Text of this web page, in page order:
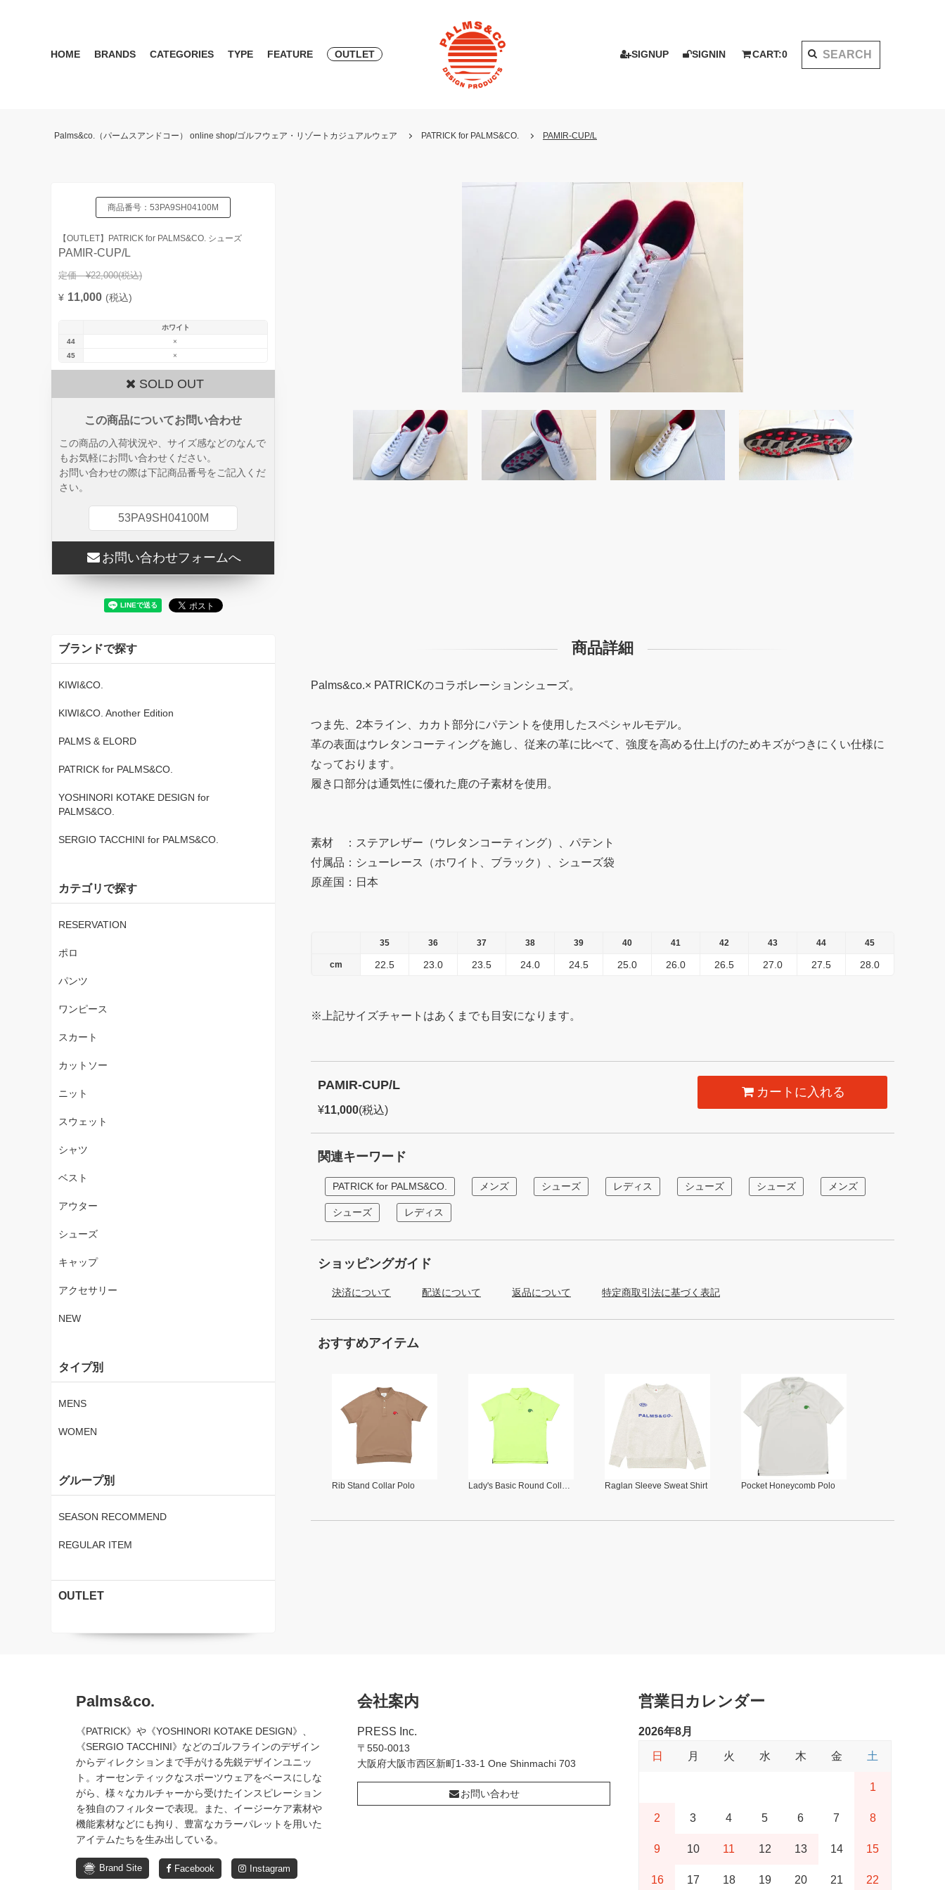
HOME BRANDS CATEGORIES TYPE FEATURE OUTLET SIGNUP SIGNIN CART:0
Palms&co.（パームスアンドコー） online shop/ゴルフウェア・リゾートカジュアルウェア PATRICK for PALMS&CO. PAMIR-CUP/L
商品番号： 53PA9SH04100M
【OUTLET】PATRICK for PALMS&CO. シューズ
PAMIR-CUP/L
定価 ¥22,000(税込)
¥ 11,000 (税込)
ホワイト
44
×
45
×
SOLD OUT
この商品についてお問い合わせ
この商品の入荷状況や、サイズ感などのなんで
もお気軽にお問い合わせください。
お問い合わせの際は下記商品番号をご記入くだ
さい。
53PA9SH04100M
お問い合わせフォームへ
商品詳細
Palms&co.× PATRICKのコラボレーションシューズ。
つま先、2本ライン、カカト部分にパテントを使用したスペシャルモデル。
革の表面はウレタンコーティングを施し、従来の革に比べて、強度を高める仕上げのためキズがつきにくい仕様に
なっております。
履き口部分は通気性に優れた鹿の子素材を使用。
素材 ：ステアレザー（ウレタンコーティング）、パテント
付属品：シューレース（ホワイト、ブラック）、シューズ袋
原産国：日本
35 36 37 38 39 40 41 42 43 44 45
cm 22.5 23.0 23.5 24.0 24.5 25.0 26.0 26.5 27.0 27.5 28.0
※上記サイズチャートはあくまでも目安になります。
PAMIR-CUP/L
¥11,000(税込)
カートに入れる
関連キーワード
PATRICK for PALMS&CO. メンズ シューズ レディス シューズ シューズ メンズ
シューズ レディス
ショッピングガイド
決済について 配送について 返品について 特定商取引法に基づく表記
おすすめアイテム
Rib Stand Collar Polo Lady's Basic Round Collar Polo Raglan Sleeve Sweat Shirt Pocket Honeycomb Polo
ブランドで探す
KIWI&CO.
KIWI&CO. Another Edition
PALMS & ELORD
PATRICK for PALMS&CO.
YOSHINORI KOTAKE DESIGN for
PALMS&CO.
SERGIO TACCHINI for PALMS&CO.
カテゴリで探す
RESERVATION
ポロ
パンツ
ワンピース
スカート
カットソー
ニット
スウェット
シャツ
ベスト
アウター
シューズ
キャップ
アクセサリー
NEW
タイプ別
MENS
WOMEN
グループ別
SEASON RECOMMEND
REGULAR ITEM
OUTLET
Palms&co.
《PATRICK》や《YOSHINORI KOTAKE DESIGN》、
《SERGIO TACCHINI》などのゴルフラインのデザイン
からディレクションまで手がける先鋭デザインユニッ
ト。オーセンティックなスポーツウェアをベースにしな
がら、様々なカルチャーから受けたインスピレーション
を独自のフィルターで表現。また、イージーケア素材や
機能素材などにも拘り、豊富なカラーパレットを用いた
アイテムたちを生み出している。
Brand Site Facebook Instagram
会社案内
PRESS Inc.
〒550-0013
大阪府大阪市西区新町1-33-1 One Shinmachi 703
お問い合わせ
営業日カレンダー
2026年8月
日 月 火 水 木 金 土
1
2 3 4 5 6 7 8
9 10 11 12 13 14 15
16 17 18 19 20 21 22